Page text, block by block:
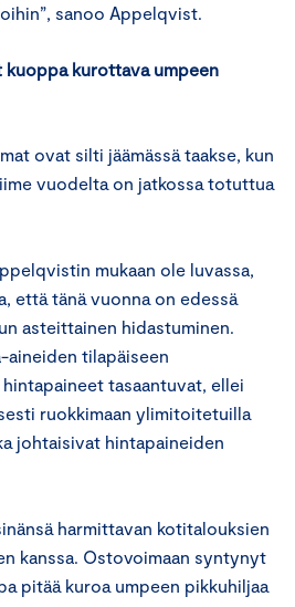
sanoo Appelqvist.
kurottava umpeen
ovat silti jäämässä taakse, kun
vuodelta on jatkossa totuttua
mukaan ole luvassa,
että tänä vuonna on edessä
asteittainen hidastuminen.
aineiden tilapäiseen
tasaantuvat, ellei
ruokkimaan ylimitoitetuilla
johtaisivat hintapaineiden
harmittavan kotitalouksien
kanssa. Ostovoimaan syntynyt
pitää kuroa umpeen pikkuhiljaa